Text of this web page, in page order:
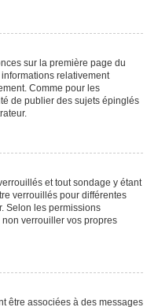
sur la première page du
relativement
Comme pour les
de publier des sujets épinglés
et tout sondage y étant
verrouillés pour différentes
Selon les permissions
non verrouiller vos propres
être associées à des messages